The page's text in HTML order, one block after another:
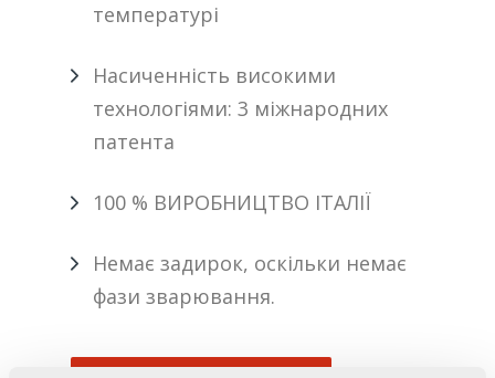
температурі
Насиченність високими
технологіями: 3 міжнародних
патента
100 % ВИРОБНИЦТВО ІТАЛІЇ
Немає задирок, оскільки немає
фази зварювання.